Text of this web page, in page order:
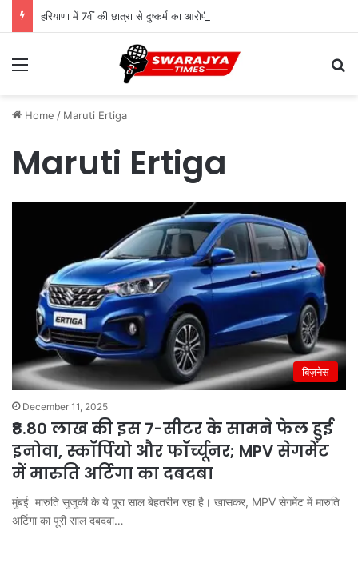
Menu
Home / Maruti Ertiga
Maruti Ertiga
बिज़नेस
December 11, 2025
₹8.80 लाख की इस 7-सीटर के सामने फेल हुई
इनोवा, स्कॉर्पियो और फॉर्च्यूनर; MPV सेगमेंट
में मारुति अर्टिगा का दबदबा
मुंबई मारुति सुजुकी के ये पूरा साल बेहतरीन रहा है। खासकर, MPV सेगमेंट में मारुति
अर्टिगा का पूरी साल दबदबा…